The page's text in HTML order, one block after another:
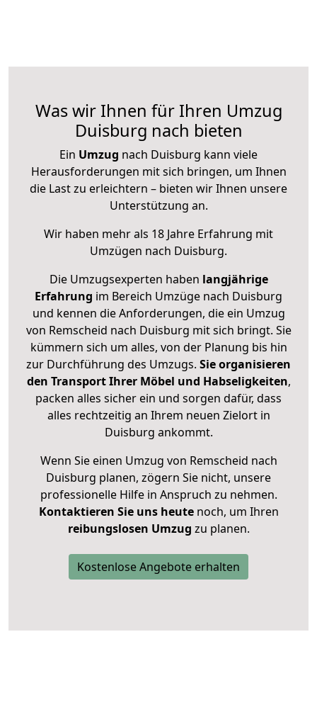
Was wir Ihnen für Ihren Umzug
Duisburg nach bieten
Ein Umzug nach Duisburg kann viele
Herausforderungen mit sich bringen, um Ihnen
die Last zu erleichtern – bieten wir Ihnen unsere
Unterstützung an.
Wir haben mehr als 18 Jahre Erfahrung mit
Umzügen nach Duisburg.
Die Umzugsexperten haben langjährige
Erfahrung im Bereich Umzüge nach Duisburg
und kennen die Anforderungen, die ein Umzug
von Remscheid nach Duisburg mit sich bringt. Sie
kümmern sich um alles, von der Planung bis hin
zur Durchführung des Umzugs. Sie organisieren
den Transport Ihrer Möbel und Habseligkeiten,
packen alles sicher ein und sorgen dafür, dass
alles rechtzeitig an Ihrem neuen Zielort in
Duisburg ankommt.
Wenn Sie einen Umzug von Remscheid nach
Duisburg planen, zögern Sie nicht, unsere
professionelle Hilfe in Anspruch zu nehmen.
Kontaktieren Sie uns heutenoch, um Ihren
reibungslosen Umzug zu planen.
Kostenlose Angebote erhalten